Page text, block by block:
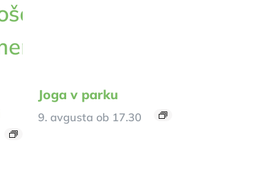
Joga v parku
9. avgusta ob 17.30